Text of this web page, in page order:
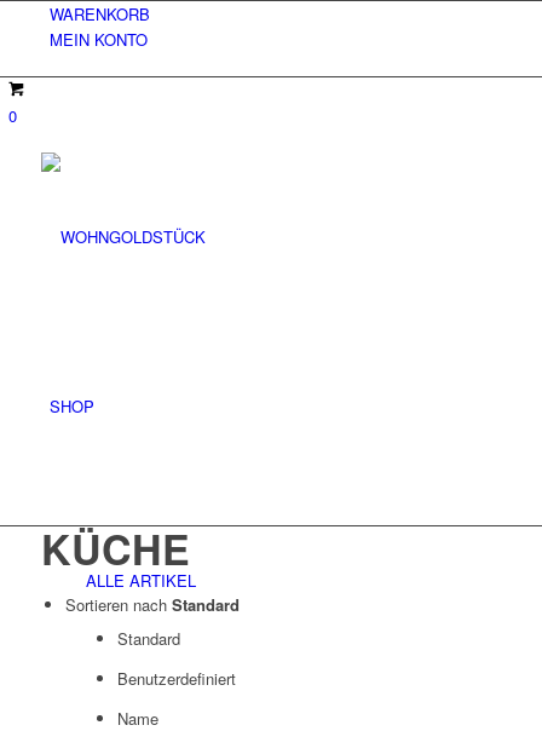
WARENKORB
MEIN KONTO
0
SHOP
ALLE ARTIKEL
KÜCHE
Sortieren nach Standard
Standard
Benutzerdefiniert
Name